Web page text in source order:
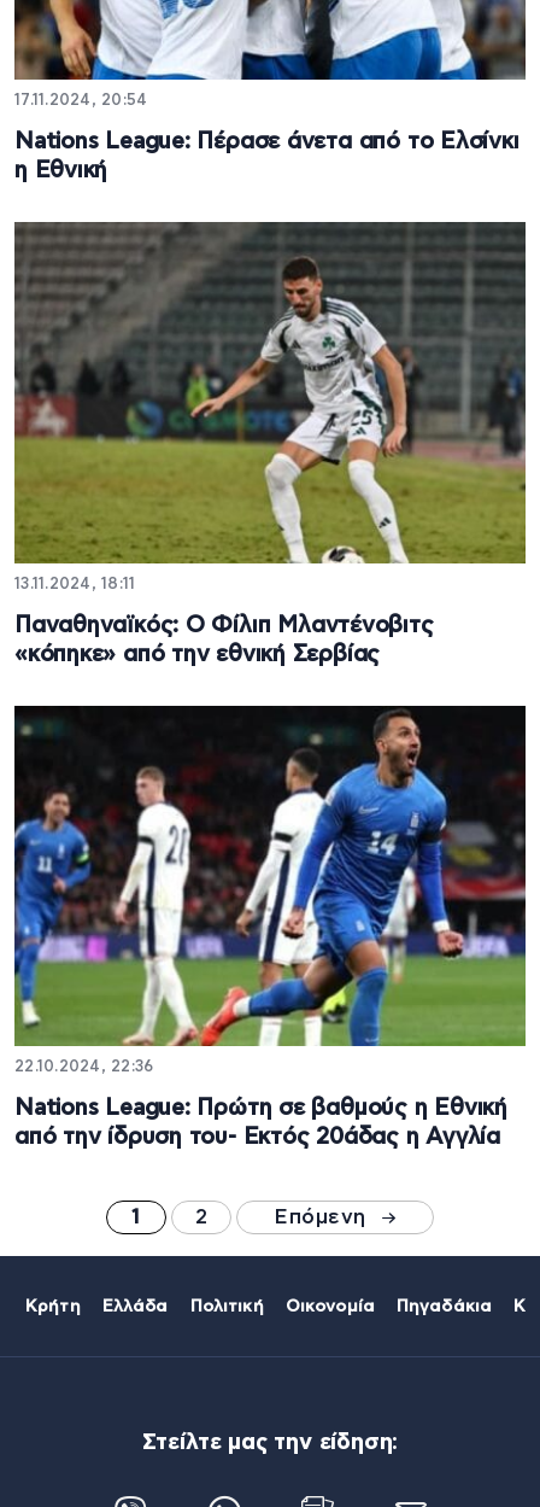
17.11.2024, 20:54
Nations League: Πέρασε άνετα από το Ελσίνκι
η Εθνική
13.11.2024, 18:11
Παναθηναϊκός: Ο Φίλιπ Μλαντένοβιτς
«κόπηκε» από την εθνική Σερβίας
22.10.2024, 22:36
Nations League: Πρώτη σε βαθμούς η Εθνική
από την ίδρυση του- Εκτός 20άδας η Αγγλία
1 2 Επόμενη
Κρήτη Ελλάδα Πολιτική Οικονομία Πηγαδάκια
Στείλτε μας την είδηση: